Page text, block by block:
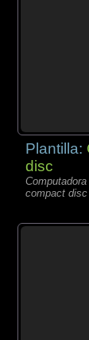
Plantilla:
disc
compact disc